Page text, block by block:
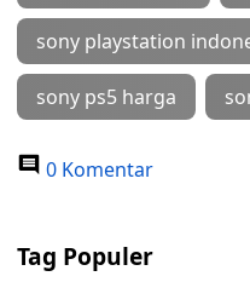
sony playstation
sony ps5 harga
0 Komentar
Tag Populer